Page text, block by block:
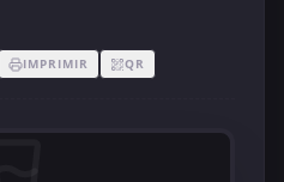
IMPRIMIR QR